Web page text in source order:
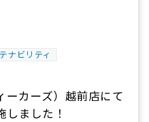
ナビリティ
ーカーズ）越前店にて
しました！